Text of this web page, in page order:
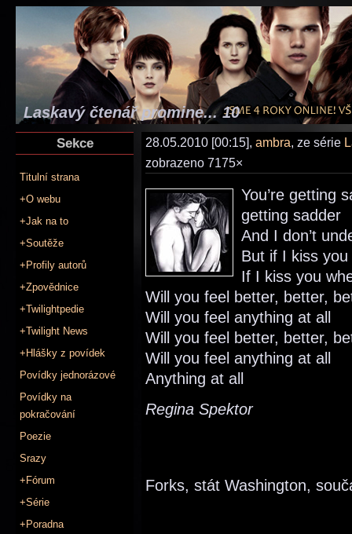
Laskavý čtenář promine... 10
Sekce
Titulní strana
+O webu
+Jak na to
+Soutěže
+Profily autorů
+Zpovědnice
+Twilightpedie
+Twilight News
+Hlášky z povídek
Povídky jednorázové
Povídky na
pokračování
Poezie
Srazy
+Fórum
+Série
+Poradna
28.05.2010 [00:15], ambra, ze série
zobrazeno 7175×
You’re getting
getting sadder
And I don’t
But if I kiss you
If I kiss you
Will you feel better, better,
Will you feel anything at all
Will you feel better, better,
Will you feel anything at all
Anything at all
Regina Spektor
Forks, stát Washington,